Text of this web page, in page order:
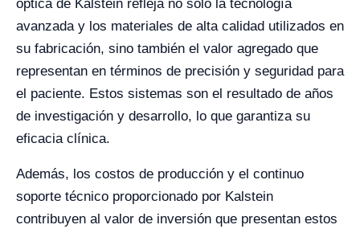
óptica de Kalstein refleja no solo la tecnología
avanzada y los materiales de alta calidad utilizados en
su fabricación, sino también el valor agregado que
representan en términos de precisión y seguridad para
el paciente. Estos sistemas son el resultado de años
de investigación y desarrollo, lo que garantiza su
eficacia clínica.
Además, los costos de producción y el continuo
soporte técnico proporcionado por Kalstein
contribuyen al valor de inversión que presentan estos